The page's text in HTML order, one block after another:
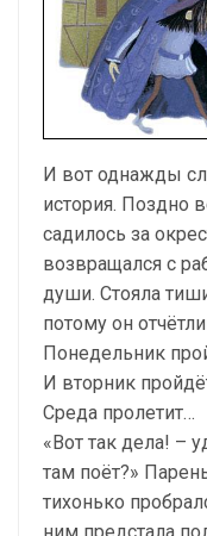
И вот однажды
история. Поздно
садилось за
возвращался с
души. Стояла
потому он
Понедельник
И вторник
Среда пролетит…
«Вот так дела! –
там поёт?»
тихонько